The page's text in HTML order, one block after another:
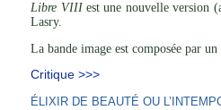
Libre VIIIest une nouvelle version
Lasry.
La bande image est composée par
Critique >>>
ÉLIXIR DE BEAUTÉ OU